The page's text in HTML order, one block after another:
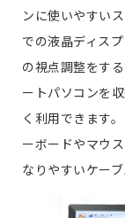
ンに使いやすい
での液晶ディス
の視点調整をす
ートパソコンを
く利用できます
ーボードやマウ
なりやすいケー